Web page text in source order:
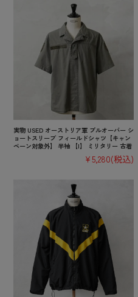
実物 USED オーストリア軍 プルオーバー シ
ョートスリーブ フィールドシャツ【キャン
ペーン対象外】 半袖 【I】 ミリタリー 古着
¥5,280(税込)